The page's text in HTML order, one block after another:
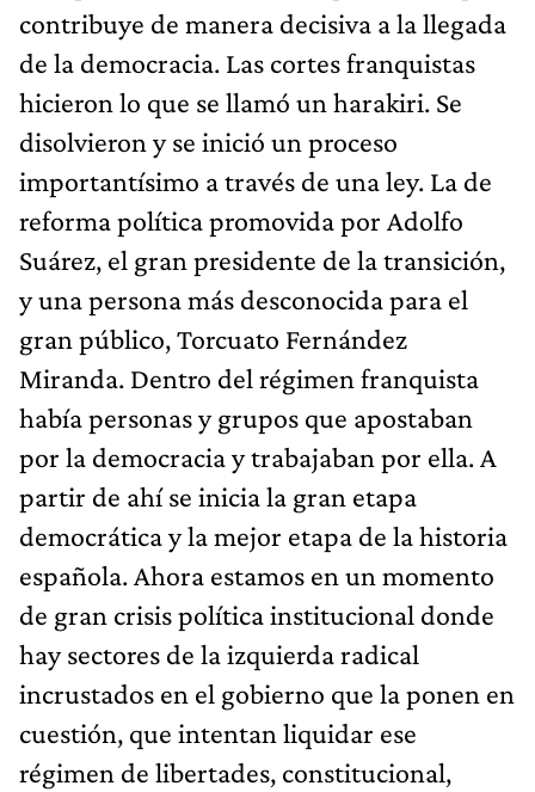
contribuye de manera decisiva a la llegada
de la democracia. Las cortes franquistas
hicieron lo que se llamó un harakiri. Se
disolvieron y se inició un proceso
importantísimo a través de una ley. La de
reforma política promovida por Adolfo
Suárez, el gran presidente de la transición,
y una persona más desconocida para el
gran público, Torcuato Fernández
Miranda. Dentro del régimen franquista
había personas y grupos que apostaban
por la democracia y trabajaban por ella. A
partir de ahí se inicia la gran etapa
democrática y la mejor etapa de la historia
española. Ahora estamos en un momento
de gran crisis política institucional donde
hay sectores de la izquierda radical
incrustados en el gobierno que la ponen en
cuestión, que intentan liquidar ese
régimen de libertades, constitucional,